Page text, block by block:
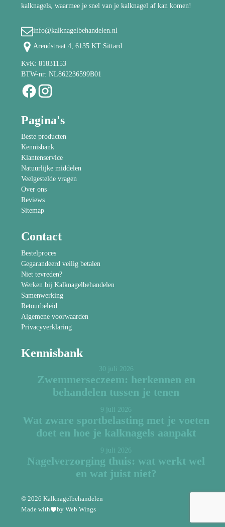
kalknagels, waarmee je snel van je kalknagel af kan komen!
info@kalknagelbehandelen.nl
Arendstraat 4, 6135 KT Sittard
KvK: 81831153
BTW-nr: NL862236599B01
Pagina's
Beste producten
Kennisbank
Klantenservice
Natuurlijke middelen
Veelgestelde vragen
Over ons
Reviews
Sitemap
Contact
Bestelproces
Gegarandeerd veilig betalen
Niet tevreden?
Werken bij Kalknagelbehandelen
Samenwerking
Retourbeleid
Algemene voorwaarden
Privacyverklaring
Kennisbank
30 juli 2026
Zwemmerseczeem: herkennen en
behandelen tussen je tenen
9 juli 2026
Wat zware sportbelasting met je voeten
doet en hoe je kalknagels aanpakt
9 juli 2026
Nagelverzorging thuis: wat werkt wel
en wat juist niet?
© 2026 Kalknagelbehandelen
Made with
by Web Wings